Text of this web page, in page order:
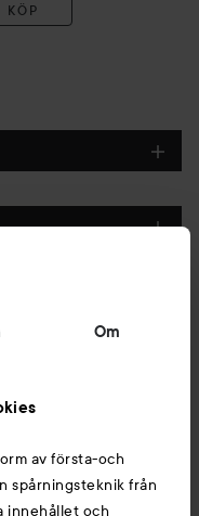
Om
av första-och
spårningsteknik från
innehållet och
KÖP